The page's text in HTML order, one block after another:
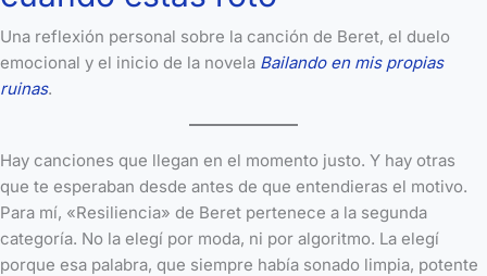
Una reflexión personal sobre la canción de Beret, el duelo
emocional y el inicio de la novela Bailando en mis propias
ruinas.
Hay canciones que llegan en el momento justo. Y hay otras
que te esperaban desde antes de que entendieras el motivo.
Para mí, «Resiliencia» de Beret pertenece a la segunda
categoría. No la elegí por moda, ni por algoritmo. La elegí
porque esa palabra, que siempre había sonado limpia, potente